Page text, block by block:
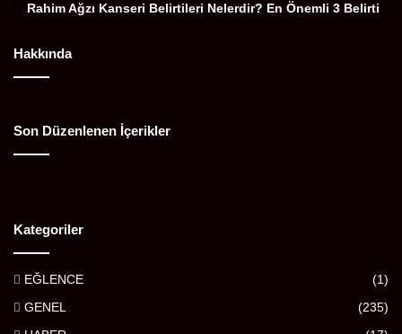
Rahim Ağzı Kanseri Belirtileri Nelerdir? En Önemli 3 Belirti
Hakkında
Son Düzenlenen İçerikler
Kategoriler
EĞLENCE (1)
GENEL (235)